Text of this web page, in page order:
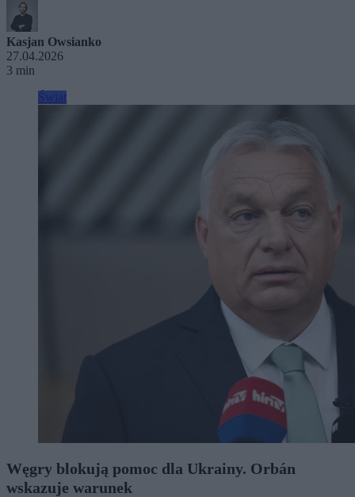
Kasjan Owsianko
27.04.2026
3 min
Węgry blokują pomoc dla Ukrainy. Orbán
wskazuje warunek